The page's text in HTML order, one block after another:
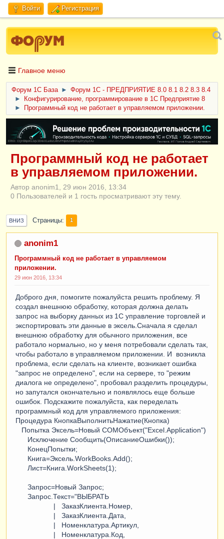
Войти Регистрация
Главное меню
Форум 1C База ►
Форум 1С - ПРЕДПРИЯТИЕ 8.0 8.1 8.2 8.3 8.4
►
Конфигурирование, программирование в 1С Предприятие 8
►
Программный код не работает в управляемом приложении.
ERID: CQH36pWzJqVJD4xVLsnhcU4hVPNjkBZe8KKxjJiYySyZAz
Программный код не работает
в управляемом приложении.
Автор anonim1, 29 июн 2016, 13:34
0 Пользователей и 1 гость просматривают эту тему.
ВНИЗ Страницы 1
anonim1
Программный код не работает в управляемом
приложении.
29 июн 2016, 13:34
Доброго дня, помогите пожалуйста решить проблему. Я
создал внешнюю обработку, которая должна делать
запрос на выборку данных из 1C управление торговлей и
экспортировать эти данные в эксель.Сначала я сделал
внешнюю обработку для обычного приложения, все
работало нормально, но у меня потребовали сделать так,
чтобы работало в управляемом приложении. И возникла
проблема, если сделать на клиенте, возникает ошибка
"запрос не определено", если на сервере, то "режим
диалога не определено", пробовал разделить процедуры,
но запутался окончательно и появлялось еще больше
ошибок. Подскажите пожалуйста, как переделать
программный код для управляемого приложения:
Процедура КнопкаВыполнитьНажатие(Кнопка)
Попытка Эксель=Новый COMОбъект("Excel.Application")
Исключение Сообщить(ОписаниеОшибки());
КонецПопытки;
Книга=Эксель.WorkBooks.Add();
Лист=Книга.WorkSheets(1);
Запрос=Новый Запрос;
Запрос.Текст="ВЫБРАТЬ
| ЗаказКлиента.Номер,
| ЗаказКлиента.Дата,
| Номенклатура.Артикул,
| Номенклатура.Код,